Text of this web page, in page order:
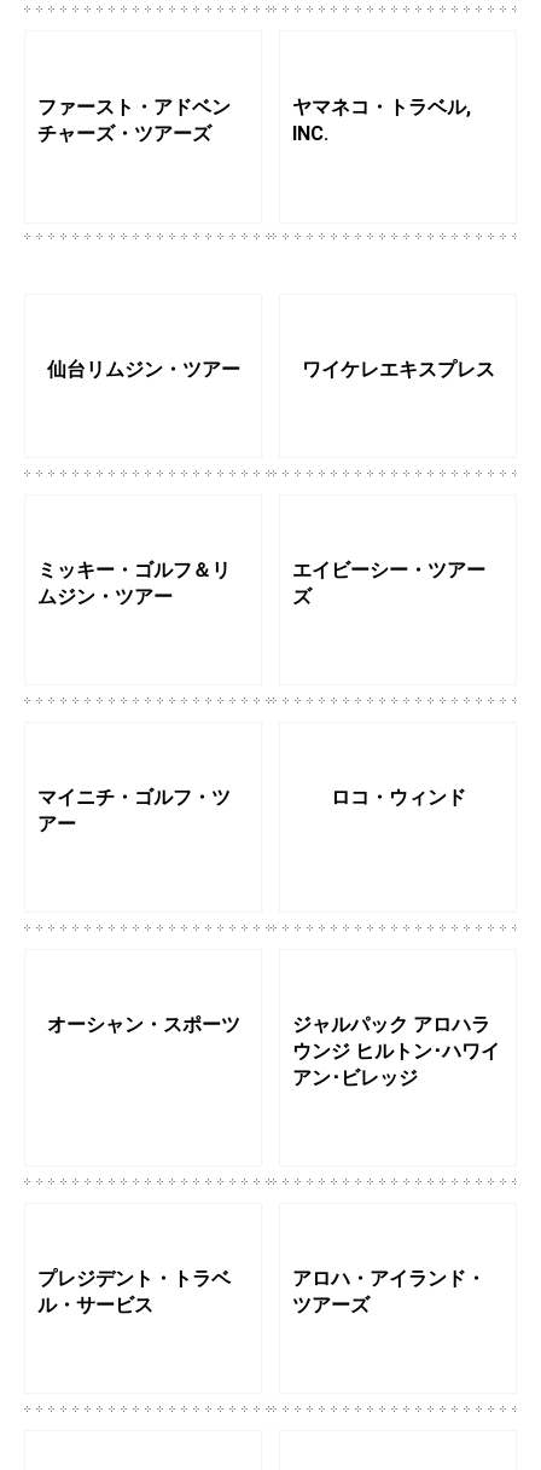
ファースト・アドベン
チャーズ・ツアーズ
ヤマネコ・トラベル,
INC.
仙台リムジン・ツアー ワイケレエキスプレス
ミッキー・ゴルフ＆リ
ムジン・ツアー
エイビーシー・ツアー
ズ
マイニチ・ゴルフ・ツ
アー
ロコ・ウィンド
オーシャン・スポーツ
ジャルパック アロハラ
ウンジ ヒルトン･ハワイ
アン･ビレッジ
プレジデント・トラベ
ル・サービス
アロハ・アイランド・
ツアーズ